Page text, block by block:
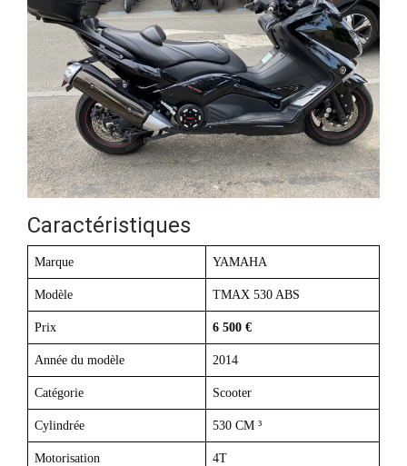
Caractéristiques
Marque YAMAHA
Modèle TMAX 530 ABS
Prix 6 500 €
Année du modèle 2014
Catégorie Scooter
Cylindrée 530 CM ³
Motorisation 4T